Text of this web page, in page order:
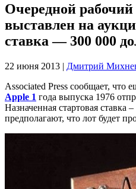
Очередной
выставлен на
ставка — 300 000
22 июня 2013 | Дмитрий
Associated Press сообщает, что
Apple 1 года выпуска 1976
Назначенная стартовая ставка
предполагают, что лот будет